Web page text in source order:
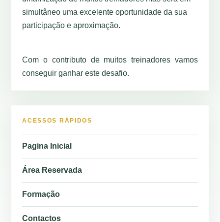
simultâneo uma excelente oportunidade da sua
participação e aproximação.
Com o contributo de muitos treinadores vamos
conseguir ganhar este desafio.
ACESSOS RÁPIDOS
Pagina Inicial
Área Reservada
Formação
Contactos